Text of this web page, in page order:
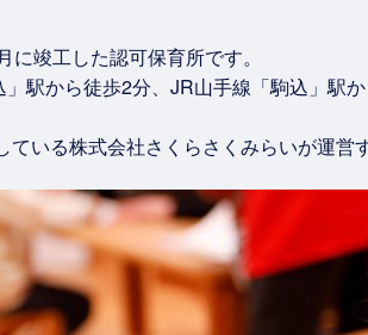
竣工した認可保育所です。
駅から徒歩2分、JR山手線「駒込」駅
いる株式会社さくらさくみらいが運営